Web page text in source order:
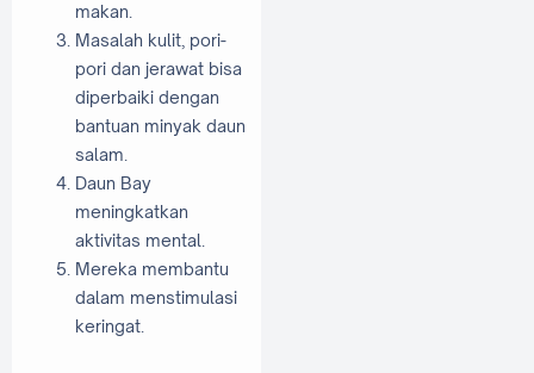
makan.
Masalah kulit, pori-
pori dan jerawat bisa
diperbaiki dengan
bantuan minyak daun
salam.
Daun Bay
meningkatkan
aktivitas mental.
Mereka membantu
dalam menstimulasi
keringat.